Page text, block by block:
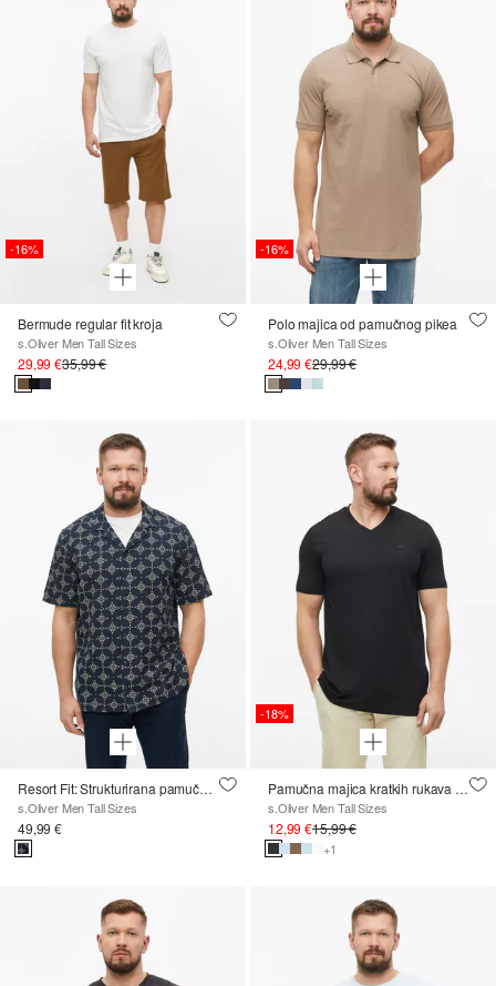
-16%
Bermude regular fit kroja
s.Oliver Men Tall Sizes
29,99 €35,99 €
-16%
Polo majica od pamučnog pikea
s.Oliver Men Tall Sizes
24,99 €29,99 €
Resort Fit: Strukturirana pamučna košulja s printom po čitavoj površini
s.Oliver Men Tall Sizes
49,99 €
-18%
Pamučna majica kratkih rukava s logotipom i V-izrezom
s.Oliver Men Tall Sizes
12,99 €15,99 €
+1